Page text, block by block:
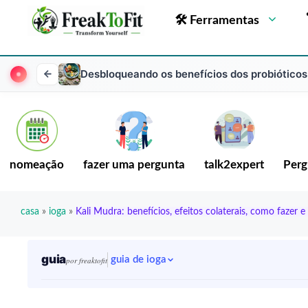
🛠 Ferramentas
Desbloqueando os benefícios dos
nomeação fazer uma pergunta talk2expert
casa » ioga » Kali Mudra: benefícios, efeitos colaterais, como fazer e
guiapor freaktofit guia de ioga